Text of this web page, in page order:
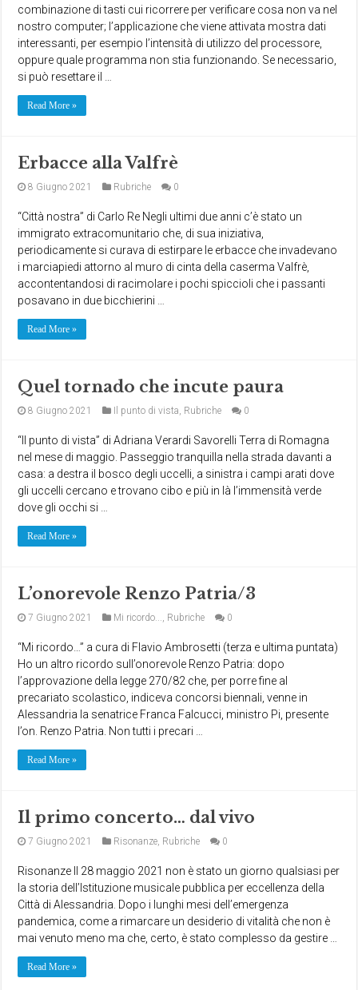
combinazione di tasti cui ricorrere per verificare cosa non va nel
nostro computer; l’applicazione che viene attivata mostra dati
interessanti, per esempio l’intensità di utilizzo del processore,
oppure quale programma non stia funzionando. Se necessario,
si può resettare il …
Read More »
Erbacce alla Valfrè
8 Giugno 2021 Rubriche 0
“Città nostra” di Carlo Re Negli ultimi due anni c’è stato un
immigrato extracomunitario che, di sua iniziativa,
periodicamente si curava di estirpare le erbacce che invadevano
i marciapiedi attorno al muro di cinta della caserma Valfrè,
accontentandosi di racimolare i pochi spiccioli che i passanti
posavano in due bicchierini …
Read More »
Quel tornado che incute paura
8 Giugno 2021 Il punto di vista, Rubriche 0
“Il punto di vista” di Adriana Verardi Savorelli Terra di Romagna
nel mese di maggio. Passeggio tranquilla nella strada davanti a
casa: a destra il bosco degli uccelli, a sinistra i campi arati dove
gli uccelli cercano e trovano cibo e più in là l’immensità verde
dove gli occhi si …
Read More »
L’onorevole Renzo Patria/3
7 Giugno 2021 Mi ricordo..., Rubriche 0
“Mi ricordo…” a cura di Flavio Ambrosetti (terza e ultima puntata)
Ho un altro ricordo sull’onorevole Renzo Patria: dopo
l’approvazione della legge 270/82 che, per porre fine al
precariato scolastico, indiceva concorsi biennali, venne in
Alessandria la senatrice Franca Falcucci, ministro Pi, presente
l’on. Renzo Patria. Non tutti i precari …
Read More »
Il primo concerto… dal vivo
7 Giugno 2021 Risonanze, Rubriche 0
Risonanze Il 28 maggio 2021 non è stato un giorno qualsiasi per
la storia dell’Istituzione musicale pubblica per eccellenza della
Città di Alessandria. Dopo i lunghi mesi dell’emergenza
pandemica, come a rimarcare un desiderio di vitalità che non è
mai venuto meno ma che, certo, è stato complesso da gestire …
Read More »